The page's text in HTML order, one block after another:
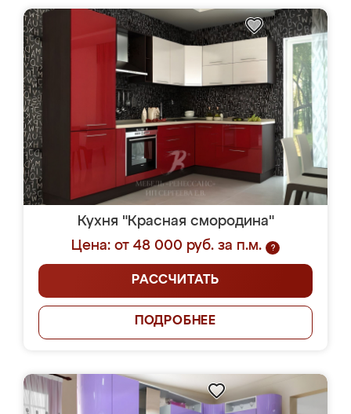
Кухня "Красная смородина"
Цена: от 48 000 руб. за п.м.
?
РАССЧИТАТЬ
ПОДРОБНЕЕ